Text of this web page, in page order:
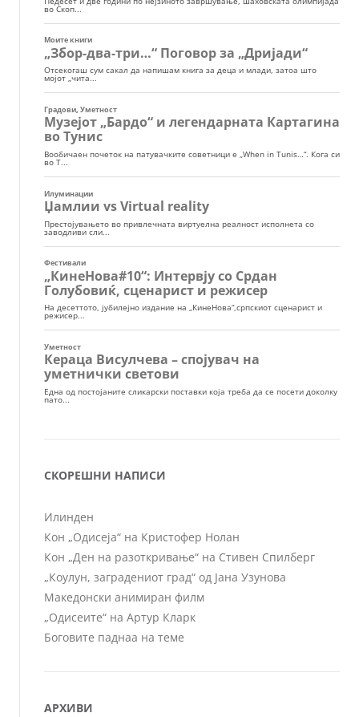
СКОРЕШНИ НАПИСИ
Илинден
Кон „Одисеја“ на Кристофер Нолан
Кон „Ден на разоткривање“ на Стивен Спилберг
„Коулун, заградениот град“ од Јана Узунова
Македонски анимиран филм
„Одисеите“ на Артур Кларк
Боговите паднаа на теме
АРХИВИ